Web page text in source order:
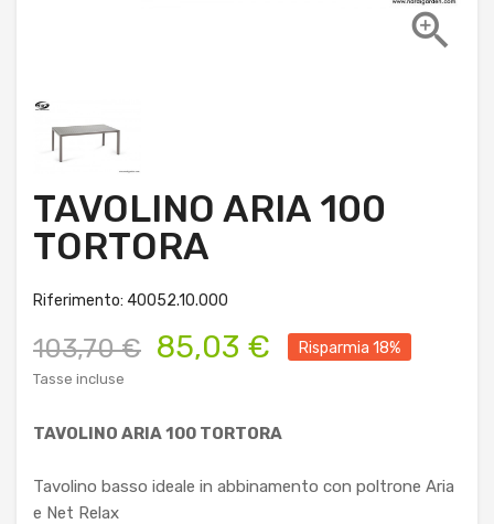

TAVOLINO ARIA 100
TORTORA
Riferimento: 40052.10.000
103,70 € 85,03 € Risparmia 18%
Tasse incluse
TAVOLINO ARIA 100 TORTORA
Tavolino basso ideale in abbinamento con poltrone Aria
e Net Relax